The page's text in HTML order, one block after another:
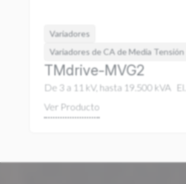
Variadores
Variadores de CA de Media Tensión
TMdrive-MVG2
De 3 a 11 kV, hasta 19.500 kVA El…